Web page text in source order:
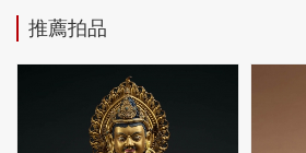
推薦拍品